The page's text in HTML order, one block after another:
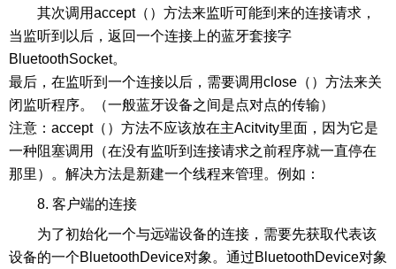
其次调用accept（）方法来监听可能到来的连接请求，
当监听到以后，返回一个连接上的蓝牙套接字
BluetoothSocket。
最后，在监听到一个连接以后，需要调用close（）方法来关
闭监听程序。（一般蓝牙设备之间是点对点的传输）
注意：accept（）方法不应该放在主Acitvity里面，因为它是
一种阻塞调用（在没有监听到连接请求之前程序就一直停在
那里）。解决方法是新建一个线程来管理。例如：
8. 客户端的连接
为了初始化一个与远端设备的连接，需要先获取代表该
设备的一个BluetoothDevice对象。通过BluetoothDevice对象